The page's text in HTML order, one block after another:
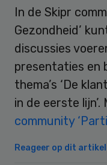
In de Skipr
Gezondheid’
discussies
presentaties en
thema’s ‘De
in de eerste lijn’.
community
Reageer op dit artikel